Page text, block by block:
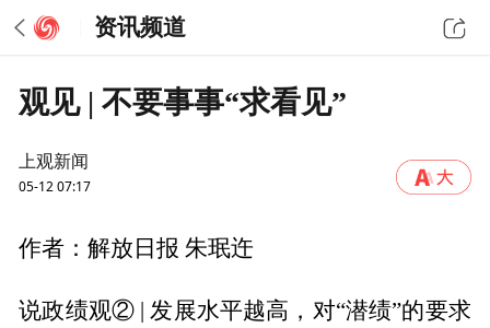
资讯频道
观见 | 不要事事“求看见”
上观新闻
05-12 07:17
作者：解放日报 朱珉迕
说政绩观② | 发展水平越高，对“潜绩”的要求